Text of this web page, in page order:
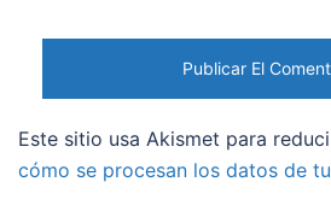
Este sitio usa Akismet para
cómo se procesan los datos de